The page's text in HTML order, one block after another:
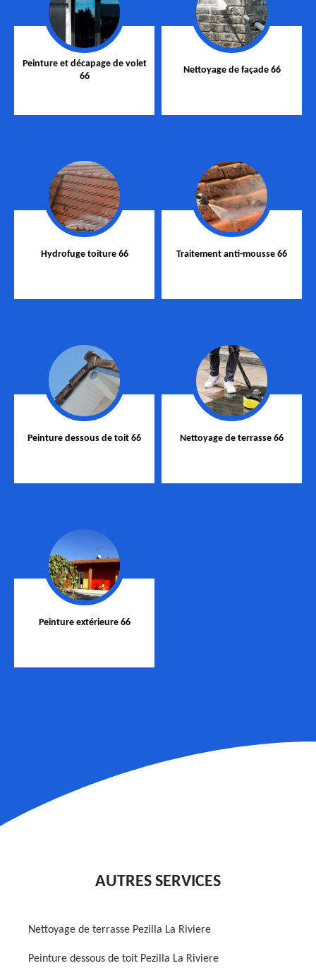
Peinture et décapage de volet
66
Nettoyage de façade 66
Hydrofuge toiture 66 Traitement anti-mousse 66
Peinture dessous de toit 66 Nettoyage de terrasse 66
Peinture extérieure 66
AUTRES SERVICES
Nettoyage de terrasse Pezilla La Riviere
Peinture dessous de toit Pezilla La Riviere